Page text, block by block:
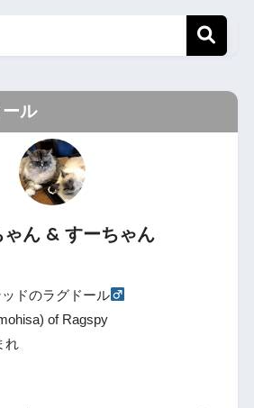
ル
ゃん & すーちゃん
ドのラグドール
of Ragspy
れ